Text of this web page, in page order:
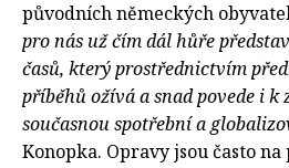
původních německých
pro nás už čím dál hůře
časů, který prostřednictvím
příběhů ožívá a snad povede i k
současnou spotřební a
Konopka. Opravy jsou často